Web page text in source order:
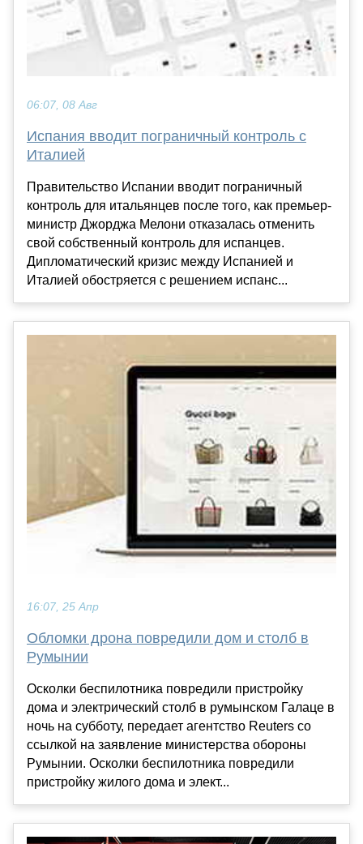
06:07, 08 Авг
Испания вводит пограничный контроль с
Италией
Правительство Испании вводит пограничный
контроль для итальянцев после того, как премьер-
министр Джорджа Мелони отказалась отменить
свой собственный контроль для испанцев.
Дипломатический кризис между Испанией и
Италией обостряется с решением испанс...
16:07, 25 Апр
Обломки дрона повредили дом и столб в
Румынии
Осколки беспилотника повредили пристройку
дома и электрический столб в румынском Галаце в
ночь на субботу, передает агентство Reuters со
ссылкой на заявление министерства обороны
Румынии. Осколки беспилотника повредили
пристройку жилого дома и элект...